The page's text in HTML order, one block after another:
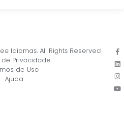
Idiomas. All Rights Reserved
de Privacidade
de Uso
Ajuda